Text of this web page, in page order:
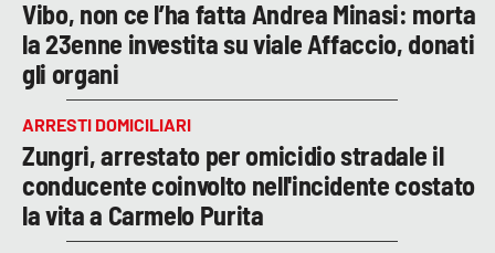
Vibo, non ce l’ha fatta Andrea Minasi: morta
la 23enne investita su viale Affaccio, donati
gli organi
ARRESTI DOMICILIARI
Zungri, arrestato per omicidio stradale il
conducente coinvolto nell'incidente costato
la vita a Carmelo Purita